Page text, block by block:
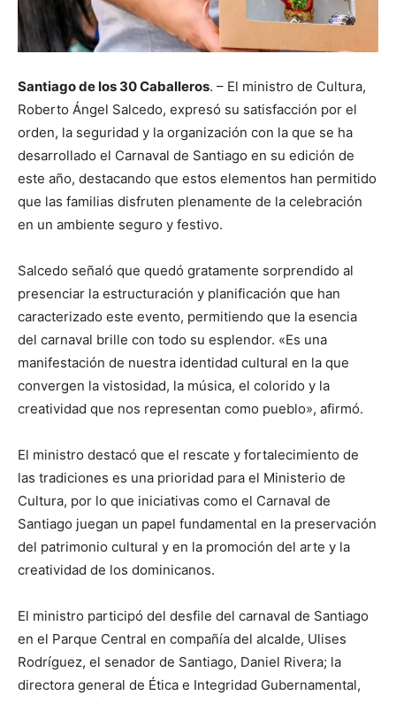
Santiago de los 30 Caballeros. – El ministro de Cultura,
Roberto Ángel Salcedo, expresó su satisfacción por el
orden, la seguridad y la organización con la que se ha
desarrollado el Carnaval de Santiago en su edición de
este año, destacando que estos elementos han permitido
que las familias disfruten plenamente de la celebración
en un ambiente seguro y festivo.
Salcedo señaló que quedó gratamente sorprendido al
presenciar la estructuración y planificación que han
caracterizado este evento, permitiendo que la esencia
del carnaval brille con todo su esplendor. «Es una
manifestación de nuestra identidad cultural en la que
convergen la vistosidad, la música, el colorido y la
creatividad que nos representan como pueblo», afirmó.
El ministro destacó que el rescate y fortalecimiento de
las tradiciones es una prioridad para el Ministerio de
Cultura, por lo que iniciativas como el Carnaval de
Santiago juegan un papel fundamental en la preservación
del patrimonio cultural y en la promoción del arte y la
creatividad de los dominicanos.
El ministro participó del desfile del carnaval de Santiago
en el Parque Central en compañía del alcalde, Ulises
Rodríguez, el senador de Santiago, Daniel Rivera; la
directora general de Ética e Integridad Gubernamental,